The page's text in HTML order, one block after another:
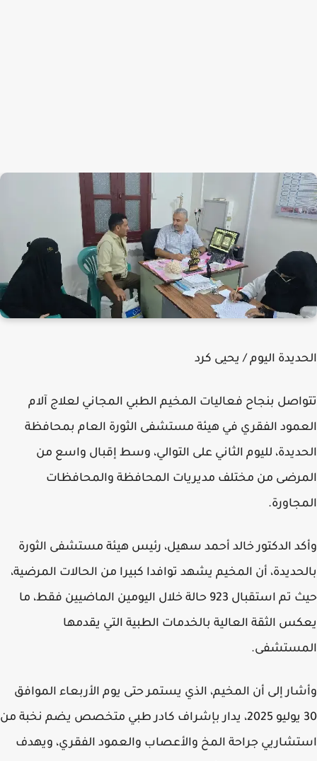
اليوم / يحيى كرد
بنجاح فعاليات المخيم الطبي المجاني لعلاج آلام
الفقري في هيئة مستشفى الثورة العام بمحافظة
لليوم الثاني على التوالي، وسط إقبال واسع من
من مختلف مديريات المحافظة والمحافظات
الدكتور خالد أحمد سهيل، رئيس هيئة مستشفى الثورة
أن المخيم يشهد توافدا كبيرا من الحالات المرضية،
حيث تم استقبال 923 حالة خلال اليومين الماضيين فقط، ما
الثقة العالية بالخدمات الطبية التي يقدمها
إلى أن المخيم، الذي يستمر حتى يوم الأربعاء الموافق
30 يوليو 2025، يدار بإشراف كادر طبي متخصص يضم نخبة من
جراحة المخ والأعصاب والعمود الفقري، ويهدف